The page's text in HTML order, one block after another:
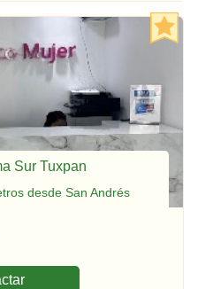
Sur Tuxpan
desde San Andrés